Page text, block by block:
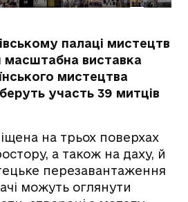
палаці мистецтв
масштабна виставка
мистецтва
участь 39 митців
на трьох поверхах
а також на даху, й
перезавантаження
можуть оглянути